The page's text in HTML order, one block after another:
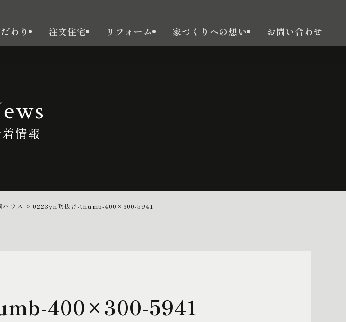
わり 注文住宅 リフォーム 家づくりへの想い お問い合わせ
情報
ウス > 0223yn吹抜け-thumb-400×300-5941
400×300-5941